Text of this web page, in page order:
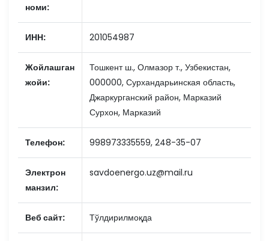
номи:
ИНН: 201054987
Жойлашган
жойи:
Тошкент ш., Олмазор т., Узбекистан,
000000, Сурхандарьинская область,
Джаркурганский район, Марказий
Сурхон, Марказий
Телефон: 998973335559, 248-35-07
Электрон
манзил:
savdoenergo.uz@mail.ru
Веб сайт: Тўлдирилмоқда